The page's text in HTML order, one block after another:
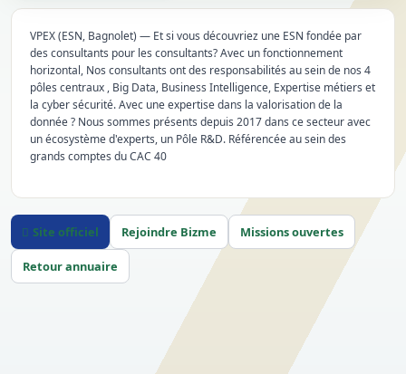
VPEX (ESN, Bagnolet) — Et si vous découvriez une ESN fondée par
des consultants pour les consultants? Avec un fonctionnement
horizontal, Nos consultants ont des responsabilités au sein de nos 4
pôles centraux , Big Data, Business Intelligence, Expertise métiers et
la cyber sécurité. Avec une expertise dans la valorisation de la
donnée ? Nous sommes présents depuis 2017 dans ce secteur avec
un écosystème d'experts, un Pôle R&D. Référencée au sein des
grands comptes du CAC 40
Site officiel Rejoindre Bizme Missions ouvertes
Retour annuaire